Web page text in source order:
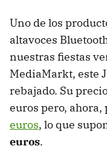
Uno de los
altavoces
nuestras fiestas
MediaMarkt, este
rebajado. Su
euros pero,
euros, lo que
euros.